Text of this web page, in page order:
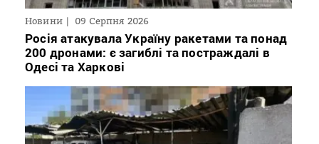
Новини 09 Серпня 2026
Росія атакувала Україну ракетами та понад
200 дронами: є загиблі та постраждалі в
Одесі та Харкові